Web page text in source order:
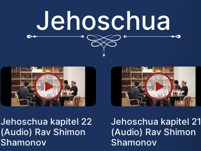
Jehoschua
Jehoschua kapitel 22
(Audio) Rav Shimon
Shamonov
Jehoschua kapitel 21
(Audio) Rav Shimon
Shamonov